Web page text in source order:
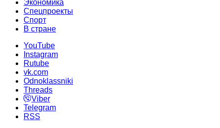
Экономика
Спецпроекты
Cпорт
В стране
YouTube
Instagram
Rutube
vk.com
Odnoklassniki
Threads
Viber
Telegram
RSS